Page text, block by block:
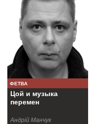
ФЕТВА
Цой и музыка
перемен
Андрій Манчук